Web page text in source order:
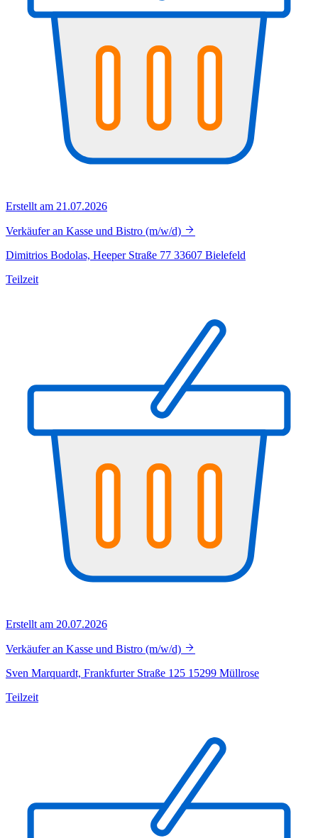
Erstellt am 21.07.2026
Verkäufer an Kasse und Bistro (m/w/d)
Dimitrios Bodolas, Heeper Straße 77 33607 Bielefeld
Teilzeit
Erstellt am 20.07.2026
Verkäufer an Kasse und Bistro (m/w/d)
Sven Marquardt, Frankfurter Straße 125 15299 Müllrose
Teilzeit